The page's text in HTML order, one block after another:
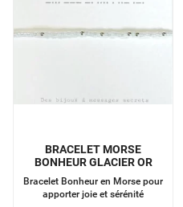
BRACELET MORSE
BONHEUR GLACIER OR
Bracelet Bonheur en Morse pour
apporter joie et sérénité